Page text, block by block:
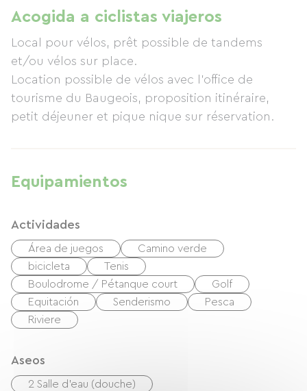
spa al aire libre, perfectos para relajarse después
de un paseo en bicicleta o simplemente para
disfrutar. La casa rural ofrece 220 m² de espacio
habitable y está equipada para alojar
cómodamente a un grupo de 15 personas. En las
inmediaciones, encontrarán numerosas rutas de
senderismo, dos campos de golf y un centro
Acogida a ciclistas viajeros
Local pour vélos, prêt possible de tandems
et/ou vélos sur place.
Location possible de vélos avec l'office de
tourisme du Baugeois, proposition itinéraire,
petit déjeuner et pique nique sur réservation.
Equipamientos
Actividades
Área de juegos
Camino verde
bicicleta
Tenis
Boulodrome / Pétanque court
Golf
Equitación
Senderismo
Pesca
Riviere
Aseos
2 Salle d'eau (douche)